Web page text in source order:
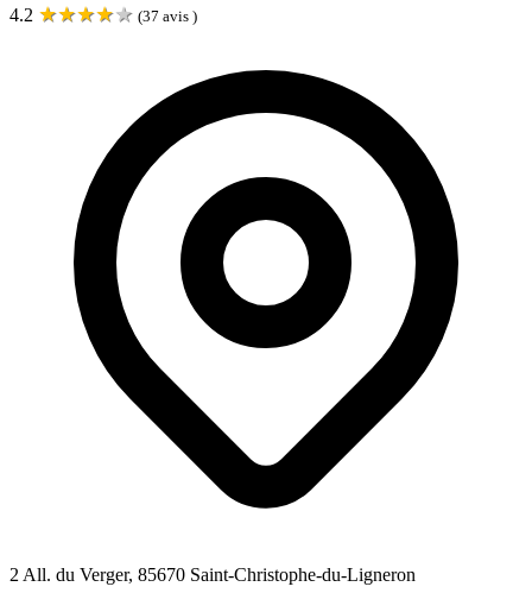
4.2 ★★★★★ (37 avis )
2 All. du Verger, 85670 Saint-Christophe-du-Ligneron